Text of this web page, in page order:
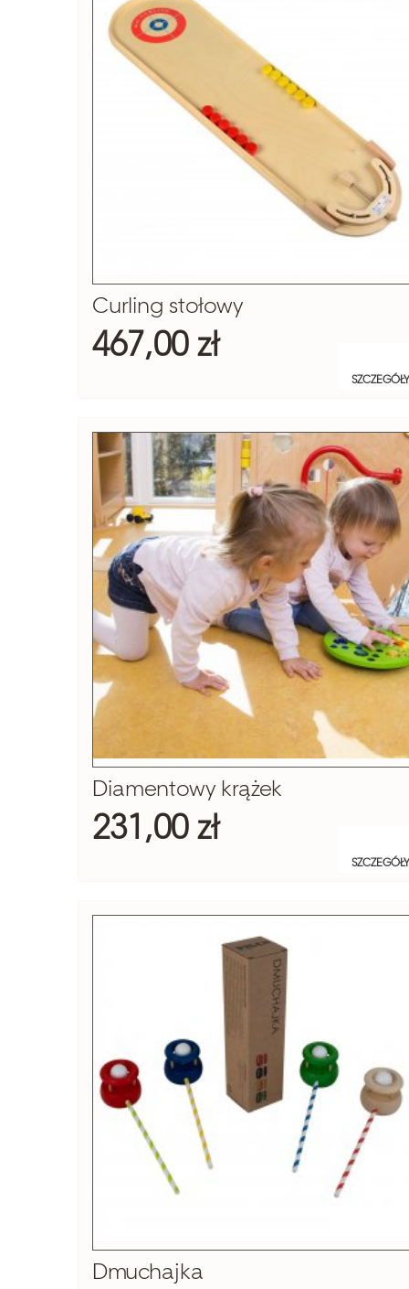
Curling stołowy
467,00 zł
SZCZEGÓŁY
Diamentowy krążek
231,00 zł
SZCZEGÓŁY
Dmuchajka